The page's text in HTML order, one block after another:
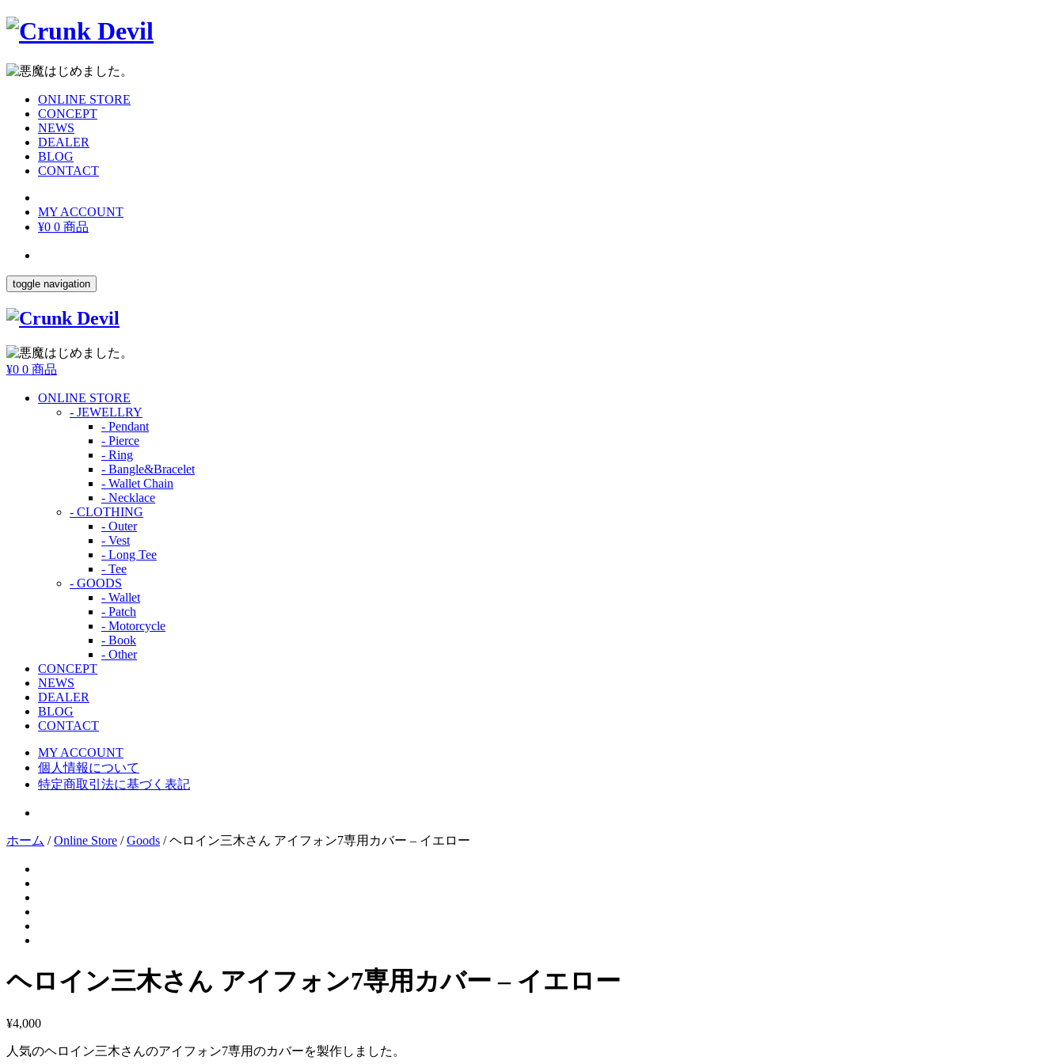
ONLINE STORE
CONCEPT
NEWS
DEALER
BLOG
CONTACT
MY ACCOUNT
¥0 0 商品
toggle navigation
¥0 0 商品
ONLINE STORE
- JEWELLRY
- Pendant
- Pierce
- Ring
- Bangle&Bracelet
- Wallet Chain
- Necklace
- CLOTHING
- Outer
- Vest
- Long Tee
- Tee
- GOODS
- Wallet
- Patch
- Motorcycle
- Book
- Other
CONCEPT
NEWS
DEALER
BLOG
CONTACT
MY ACCOUNT
個人情報について
特定商取引法に基づく表記
ホーム /Online Store /Goods / ヘロイン三木さん アイフォン7専用カバー – イエロー
ヘロイン三木さん アイフォン7専用カバー – イエロー
¥4,000
人気のヘロイン三木さんのアイフォン7専用のカバーを製作しました。